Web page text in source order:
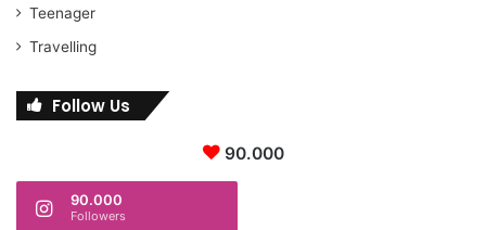
Teenager
Travelling
Follow Us
90.000
90.000
Followers